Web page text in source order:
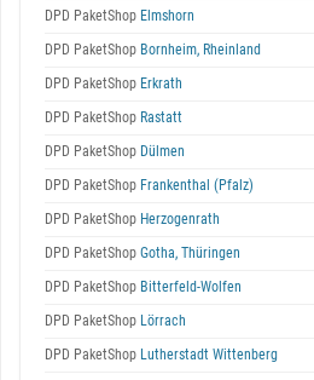
DPD PaketShop Elmshorn
DPD PaketShop Bornheim, Rheinland
DPD PaketShop Erkrath
DPD PaketShop Rastatt
DPD PaketShop Dülmen
DPD PaketShop Frankenthal (Pfalz)
DPD PaketShop Herzogenrath
DPD PaketShop Gotha, Thüringen
DPD PaketShop Bitterfeld-Wolfen
DPD PaketShop Lörrach
DPD PaketShop Lutherstadt Wittenberg